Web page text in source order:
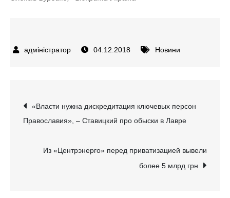
04.12.2018 Новини
Навігація
записів
«Власти нужна дискредитация ключевых персон
Православия», – Ставицкий про обыски в Лавре
Из «Центрэнерго» перед приватизацией вывели
более 5 млрд грн